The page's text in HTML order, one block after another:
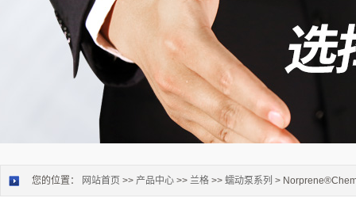
您的位置： 网站首页 >> 产品中心 >> 兰格 >> 蠕动泵系列 >